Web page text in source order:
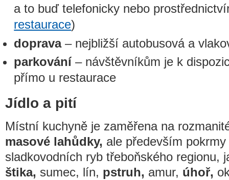
a to buď telefonicky nebo
restaurace)
doprava– nejbližší autobusová a
parkování– návštěvníkům je k
přímo u restaurace
Jídlo a pití
Místní kuchyně je zaměřena na
masové lahůdky, ale především
sladkovodních ryb třeboňského regionu,
štika, sumec, lín, pstruh, amur, úhoř,